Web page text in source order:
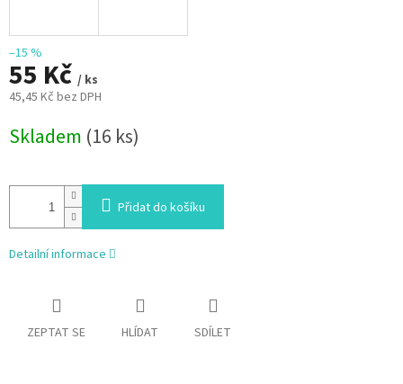
–15 %
55 Kč / ks
45,45 Kč bez DPH
cena:
Skladem (16 ks)
Přidat do košíku
Detailní informace
ZEPTAT SE HLÍDAT SDÍLET